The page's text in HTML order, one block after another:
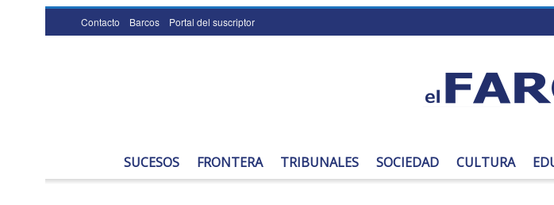
Contacto Barcos Portal del suscriptor
SUCESOS FRONTERA TRIBUNALES SOCIEDAD CULTURA